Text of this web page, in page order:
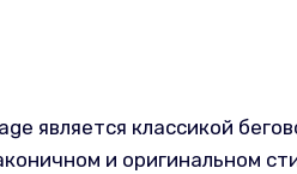
является классикой
и оригинальном